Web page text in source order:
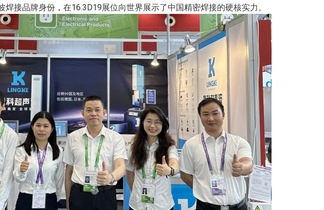
焊接品牌身份，在16.3D19展位向世界展示了中国精密焊接的硬核实力。